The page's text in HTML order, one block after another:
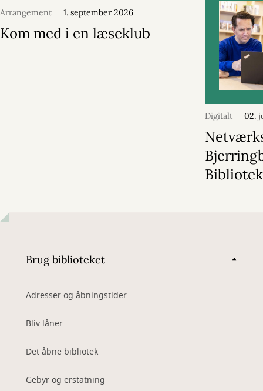
Arrangement 1. september 2026
Kom med i en læseklub
Digitalt 02.
Bibliotek
Brug biblioteket
Adresser og åbningstider
Bliv låner
Det åbne bibliotek
Gebyr og erstatning